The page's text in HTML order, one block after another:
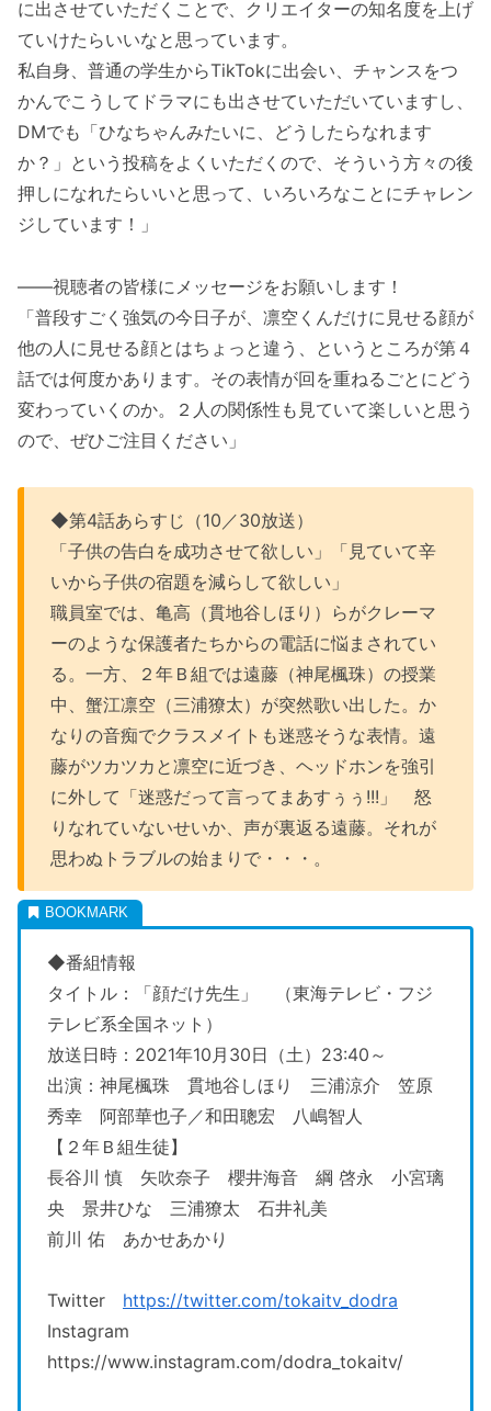
に出させていただくことで、クリエイターの知名度を上げ
ていけたらいいなと思っています。
私自身、普通の学生からTikTokに出会い、チャンスをつ
かんでこうしてドラマにも出させていただいていますし、
DⅯでも「ひなちゃんみたいに、どうしたらなれます
か？」という投稿をよくいただくので、そういう方々の後
押しになれたらいいと思って、いろいろなことにチャレン
ジしています！」
――視聴者の皆様にメッセージをお願いします！
「普段すごく強気の今日子が、凛空くんだけに見せる顔が
他の人に見せる顔とはちょっと違う、というところが第４
話では何度かあります。その表情が回を重ねるごとにどう
変わっていくのか。２人の関係性も見ていて楽しいと思う
ので、ぜひご注目ください」
◆第4話あらすじ（10／30放送）
「子供の告白を成功させて欲しい」「見ていて辛
いから子供の宿題を減らして欲しい」
職員室では、亀高（貫地谷しほり）らがクレーマ
ーのような保護者たちからの電話に悩まされてい
る。一方、２年Ｂ組では遠藤（神尾楓珠）の授業
中、蟹江凛空（三浦獠太）が突然歌い出した。か
なりの音痴でクラスメイトも迷惑そうな表情。遠
藤がツカツカと凛空に近づき、ヘッドホンを強引
に外して「迷惑だって言ってまあすぅぅ!!!」 怒
りなれていないせいか、声が裏返る遠藤。それが
思わぬトラブルの始まりで・・・。
◆番組情報
タイトル：「顔だけ先生」 （東海テレビ・フジ
テレビ系全国ネット）
放送日時：2021年10月30日（土）23:40～
出演：神尾楓珠 貫地谷しほり 三浦涼介 笠原
秀幸 阿部華也子／和田聰宏 八嶋智人
【２年Ｂ組生徒】
長谷川 慎 矢吹奈子 櫻井海音 綱 啓永 小宮璃
央 景井ひな 三浦獠太 石井礼美
前川 佑 あかせあかり
Twitter https://twitter.com/tokaitv_dodra
Instagram
https://www.instagram.com/dodra_tokaitv/